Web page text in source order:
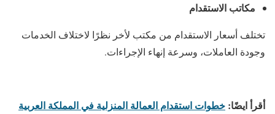
مكاتب الاستقدام
تختلف أسعار الاستقدام من مكتب لأخر نظرًا لاختلاف الخدمات
وجودة العاملات، وسرعة إنهاء الإجراءات.
أقرأ ايضًا: خطوات استقدام العمالة المنزلية في المملكة العربية